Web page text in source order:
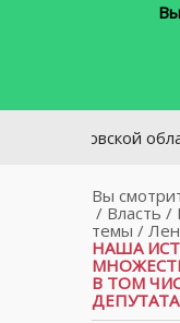
области
Вы
/ Власть /
темы /
НАША
В ТОМ
ДЕПУТАТА